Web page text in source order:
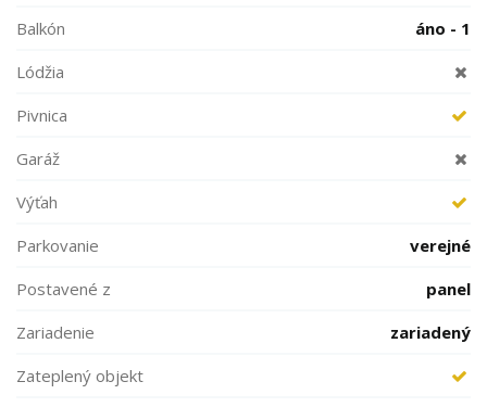
Balkón
áno - 1
Lódžia
Pivnica
Garáž
Výťah
Parkovanie
verejné
Postavené z
panel
Zariadenie
zariadený
Zateplený objekt